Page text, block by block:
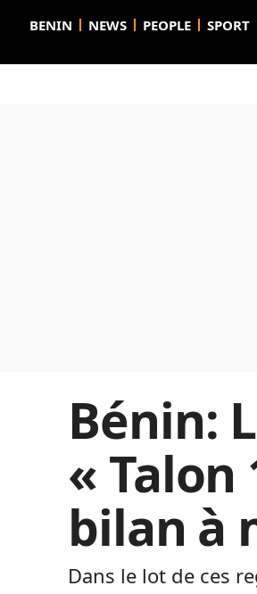
BENIN NEWS PEOPLE SPORT
Bénin:
« Talon
bilan à
Dans le lot de ces